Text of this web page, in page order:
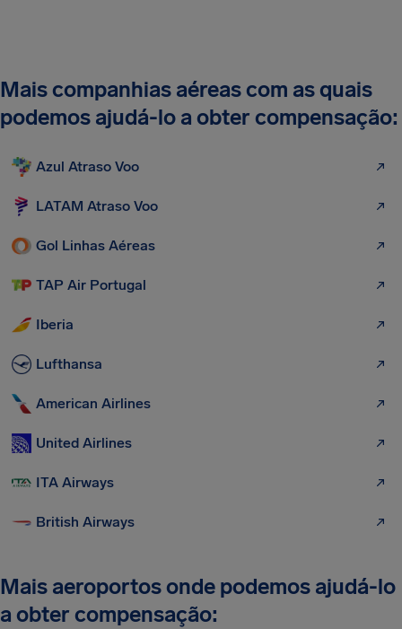
Mais companhias aéreas com as quais
podemos ajudá-lo a obter compensação:
Azul Atraso Voo
LATAM Atraso Voo
Gol Linhas Aéreas
TAP Air Portugal
Iberia
Lufthansa
American Airlines
United Airlines
ITA Airways
British Airways
Mais aeroportos onde podemos ajudá-lo
a obter compensação: